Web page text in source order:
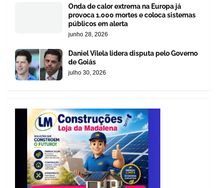
Onda de calor extrema na Europa já
provoca 1.000 mortes e coloca sistemas
públicos em alerta
junho 28, 2026
Daniel Vilela lidera disputa pelo Governo
de Goiás
julho 30, 2026